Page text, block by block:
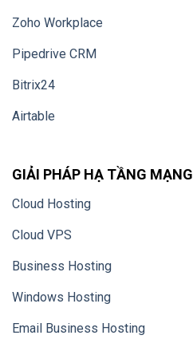
Zoho Workplace
Pipedrive CRM
Bitrix24
Airtable
GIẢI PHÁP HẠ TẦNG MẠNG
Cloud Hosting
Cloud VPS
Business Hosting
Windows Hosting
Email Business Hosting